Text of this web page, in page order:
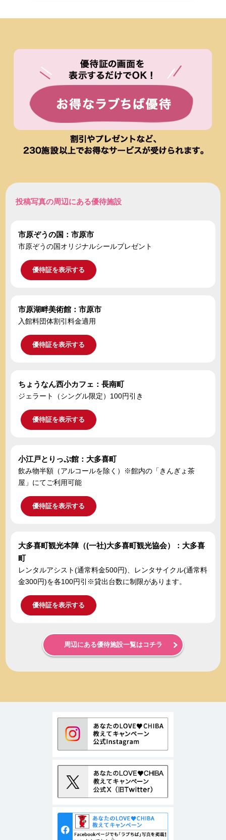
投稿写真の周辺にある優待施設
市原ぞうの国：市原市
市原ぞうの国オリジナルシールプレゼント
優待証を表示する
市原湖畔美術館：市原市
入館料団体割引料金適用
優待証を表示する
ちょうなん西小カフェ：長南町
ジェラート（シングル限定）100円引き
優待証を表示する
小江戸とりっぷ館：大多喜町
飲み物半額（アルコールを除く）※館内の「きんぎょ茶
屋」にてご利用可能
優待証を表示する
大多喜町観光本陣（(一社)大多喜町観光協会）：大多喜
町
レンタルアシスト(通常料金500円)、レンタサイクル(通常料
金300円)を各100円引※貸出台数に制限があります。
優待証を表示する
周辺にある優待施設一覧はコチラ